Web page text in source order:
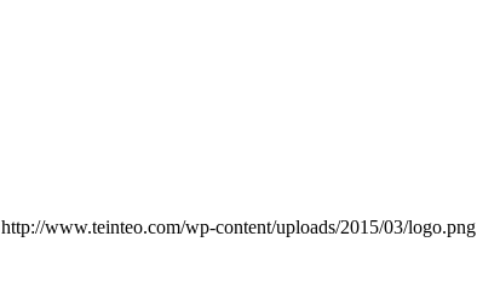
http://www.teinteo.com/wp-content/uploads/2015/03/logo.png